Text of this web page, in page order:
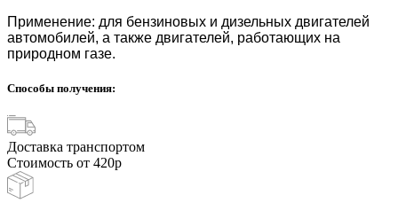
Применение: для бензиновых и дизельных двигателей
автомобилей, а также двигателей, работающих на
природном газе.
Способы получения:
Доставка транспортом
Стоимость от 420р